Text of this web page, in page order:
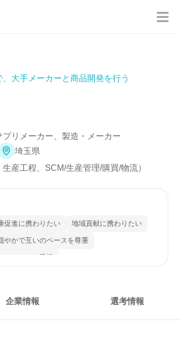
大手メーカーと商品開発を行う
リメーカー、製造・メーカー
埼玉県
産工程、SCM/生産管理/購買/物流）
促進に携わりたい 地域貢献に携わりたい
やかで互いのペースを尊重
ムワークを重視
企業情報 選考情報